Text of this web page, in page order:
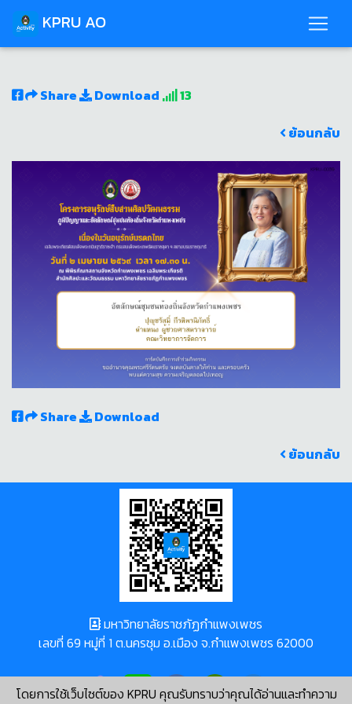
KPRU AO
Share Download
13
ย้อนกลับ
Share
Download
ย้อนกลับ
โดยการใช้เว็บไซต์ของ KPRU คุณรับทราบว่าคุณได้อ่านและทำความ
มหาวิทยาลัยราชภัฏกำแพงเพชร
เลขที่ 69 หมู่ที่ 1 ต.นครชุม อ.เมือง จ.กำแพงเพชร 62000